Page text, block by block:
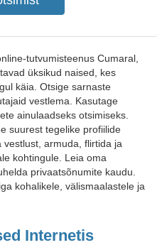
tutvumisteenus Cumaral,
üksikud naised, kes
käia. Otsige sarnaste
vestlema. Kasutage
ainulaadseks otsimiseks.
suurest tegelike profiilide
armuda, flirtida ja
kohtingule. Leia oma
privaatsõnumite kaudu.
kohalikele, välismaalastele ja
Internetis